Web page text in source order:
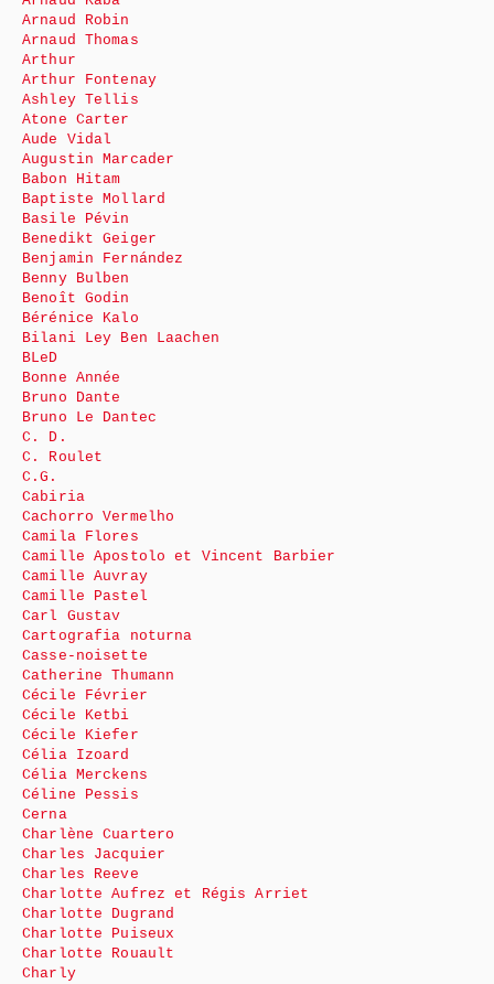
Arnaud Robin
Arnaud Thomas
Arthur
Arthur Fontenay
Ashley Tellis
Atone Carter
Aude Vidal
Augustin Marcader
Babon Hitam
Baptiste Mollard
Basile Pévin
Benedikt Geiger
Benjamin Fernández
Benny Bulben
Benoît Godin
Bérénice Kalo
Bilani Ley Ben Laachen
BLeD
Bonne Année
Bruno Dante
Bruno Le Dantec
C. D.
C. Roulet
C.G.
Cabiria
Cachorro Vermelho
Camila Flores
Camille Apostolo et Vincent Barbier
Camille Auvray
Camille Pastel
Carl Gustav
Cartografia noturna
Casse-noisette
Catherine Thumann
Cécile Février
Cécile Ketbi
Cécile Kiefer
Célia Izoard
Célia Merckens
Céline Pessis
Cerna
Charlène Cuartero
Charles Jacquier
Charles Reeve
Charlotte Aufrez et Régis Arriet
Charlotte Dugrand
Charlotte Puiseux
Charlotte Rouault
Charly